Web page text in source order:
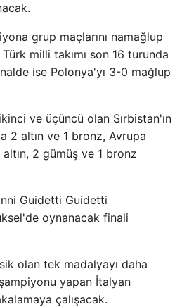
grup maçlarını namağlup
milli takımı son 16 turunda
ise Polonya'yı 3-0 mağlup
ve üçüncü olan Sırbistan'ın
2 altın ve 1 bronz, Avrupa
2 gümüş ve 1 bronz
Guidetti Guidetti
oynanacak finali
olan tek madalyayı daha
yapan İtalyan
çalışacak.